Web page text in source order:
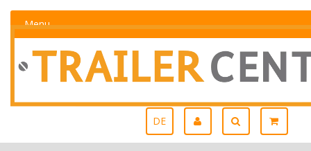
Menu
DE